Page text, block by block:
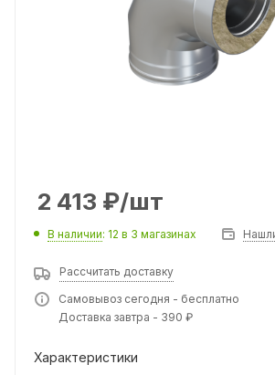
2 413 ₽/шт
В наличии: 12 в 3 магазинах
Рассчитать доставку
Самовывоз сегодня - бесплатно
Доставка завтра - 390 ₽
Характеристики